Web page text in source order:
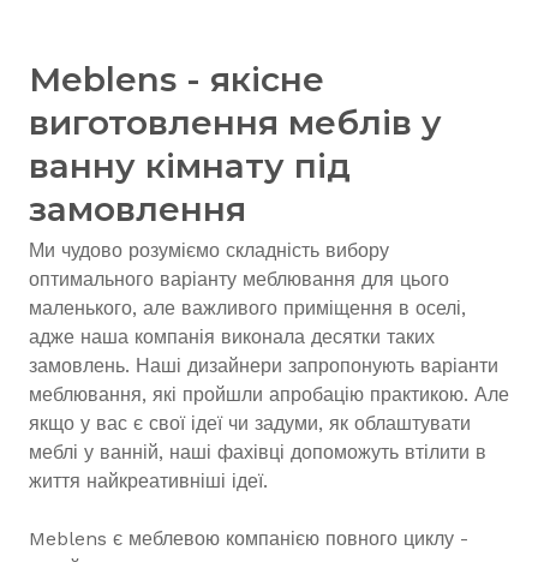
Meblens - якісне
виготовлення меблів у
ванну кімнату під
замовлення
Ми чудово розуміємо складність вибору
оптимального варіанту меблювання для цього
маленького, але важливого приміщення в оселі,
адже наша компанія виконала десятки таких
замовлень. Наші дизайнери запропонують варіанти
меблювання, які пройшли апробацію практикою. Але
якщо у вас є свої ідеї чи задуми, як облаштувати
меблі у ванній, наші фахівці допоможуть втілити в
життя найкреативніші ідеї.
Meblens є меблевою компанією повного циклу -